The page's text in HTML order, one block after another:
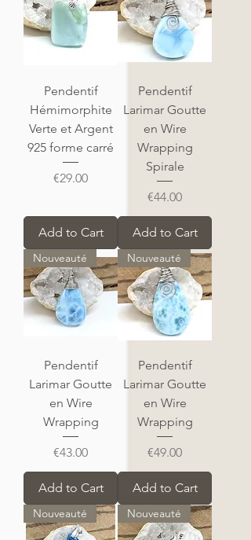
Pendentif
Hémimorphite
Verte et Argent
925 forme carré
Price
€29.00
Add to Cart
Pendentif
Larimar Goutte
en Wire
Wrapping
Spirale
Price
€44.00
Add to Cart
Nouveauté
Pendentif
Larimar Goutte
en Wire
Wrapping
Price
€43.00
Add to Cart
Nouveauté
Pendentif
Larimar Goutte
en Wire
Wrapping
Price
€49.00
Add to Cart
Nouveauté Nouveauté